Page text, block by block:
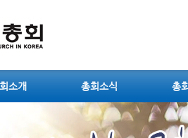
소개 총회소식 총
케치북5